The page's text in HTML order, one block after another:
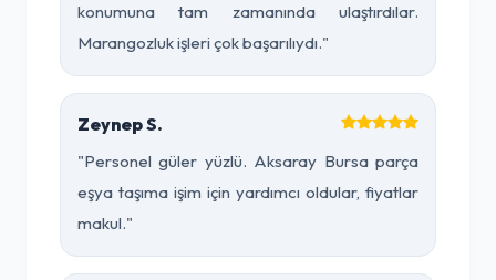
konumuna tam zamanında ulaştırdılar.
Marangozluk işleri çok başarılıydı."
Zeynep S.
"Personel güler yüzlü. Aksaray Bursa parça
eşya taşıma işim için yardımcı oldular, fiyatlar
makul."